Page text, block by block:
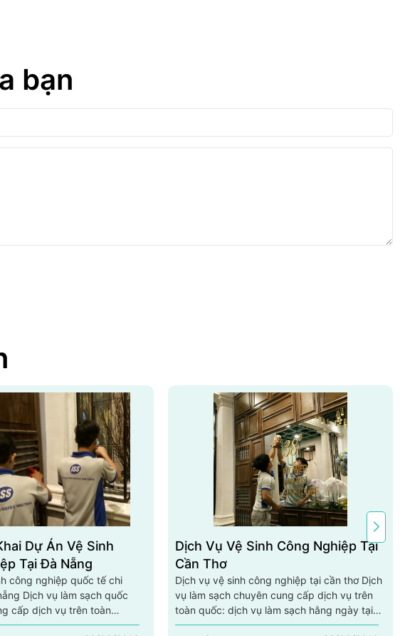
bạn
Dự Án Vệ Sinh
Tại Đà Nẵng
công nghiệp quốc tế chi
Dịch vụ làm sạch quốc
cấp dịch vụ trên toàn
sạch hằng ngày tại đà
Dịch Vụ Vệ Sinh Công Nghiệp Tại
Cần Thơ
Dịch vụ vệ sinh công nghiệp tại cần thơ Dịch
vụ làm sạch chuyên cung cấp dịch vụ trên
toàn quốc: dịch vụ làm sạch hằng ngày tại
cần thơ, dịch vụ vệ sinh công nghiệp tại cần